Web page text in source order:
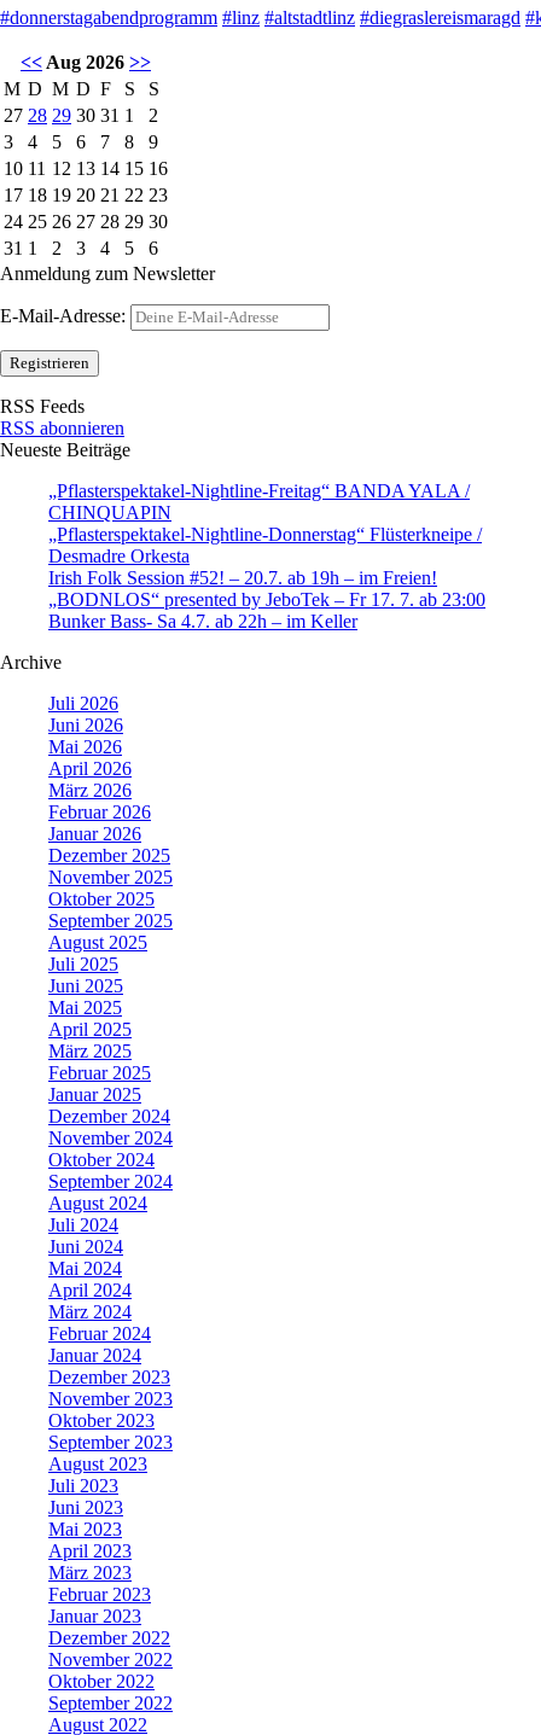
#donnerstagabendprogramm #linz #altstadtlinz #diegraslereismaragd
<< Aug 2026 >>
M D M D F S
S
27 28 29 30 31 1
2
3
4 5 6 7 8
9
10 11 12 13 14 15 16
17 18 19 20 21 22 23
24 25 26 27 28 29 30
31 1 2 3 4 5
6
Anmeldung zum Newsletter
E-Mail-Adresse:
RSS Feeds
RSS abonnieren
Neueste Beiträge
„Pflasterspektakel-Nightline-Freitag“ BANDA YALA /
CHINQUAPIN
„Pflasterspektakel-Nightline-Donnerstag“ Flüsterkneipe /
Desmadre Orkesta
Irish Folk Session #52! – 20.7. ab 19h – im Freien!
„BODNLOS“ presented by JeboTek – Fr 17. 7. ab 23:00
Bunker Bass- Sa 4.7. ab 22h – im Keller
Archive
Juli 2026
Juni 2026
Mai 2026
April 2026
März 2026
Februar 2026
Januar 2026
Dezember 2025
November 2025
Oktober 2025
September 2025
August 2025
Juli 2025
Juni 2025
Mai 2025
April 2025
März 2025
Februar 2025
Januar 2025
Dezember 2024
November 2024
Oktober 2024
September 2024
August 2024
Juli 2024
Juni 2024
Mai 2024
April 2024
März 2024
Februar 2024
Januar 2024
Dezember 2023
November 2023
Oktober 2023
September 2023
August 2023
Juli 2023
Juni 2023
Mai 2023
April 2023
März 2023
Februar 2023
Januar 2023
Dezember 2022
November 2022
Oktober 2022
September 2022
August 2022